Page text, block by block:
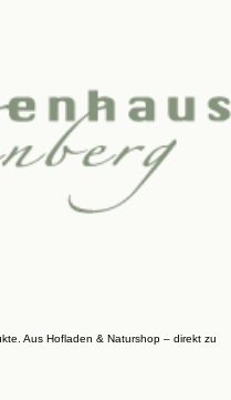
Aus Hofladen & Naturshop – direkt zu